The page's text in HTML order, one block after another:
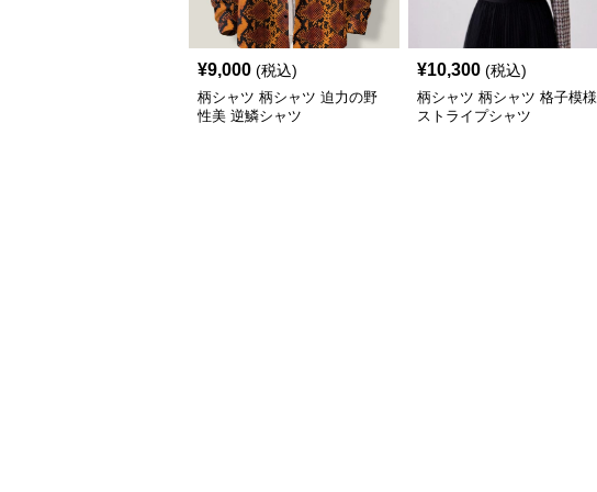
¥9,000 (税込)
柄シャツ 柄シャツ 迫力の野
性美 逆鱗シャツ
¥10,300 (税込)
柄シャツ 柄シャツ 格子模様
ストライプシャツ